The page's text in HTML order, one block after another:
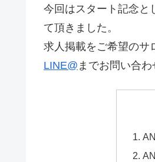
今回はスタート記念と
て頂きました。
求人掲載をご希望のサ
LINE@ までお問い合わ